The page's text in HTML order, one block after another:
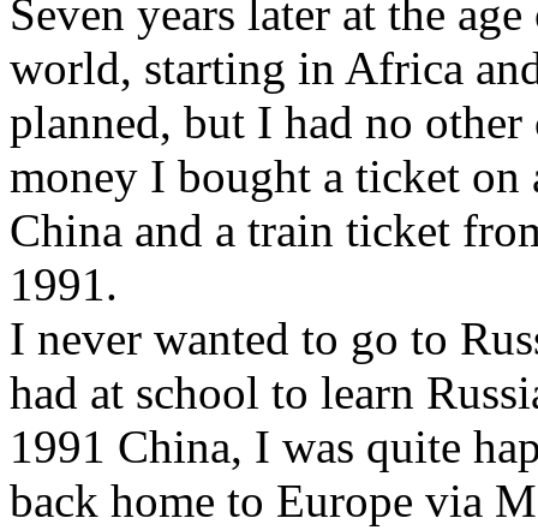
Seven years later at the
world, starting in Africa
planned, but I had no
money I bought a ticket
China and a train ticket
1991.
I never wanted to go to
had at school to learn
1991 China, I was quite
back home to Europe via